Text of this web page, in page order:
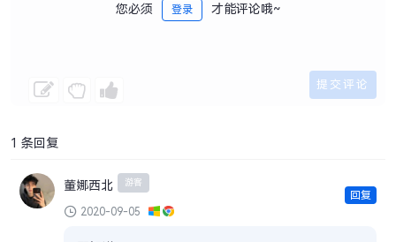
您必须 登录 才能评论哦~
1 条回复
董娜西北 游客
2020-09-05
回复